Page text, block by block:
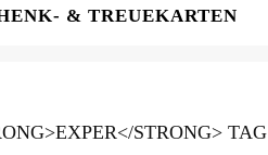
& TREUEKARTEN
STRONG> TAG